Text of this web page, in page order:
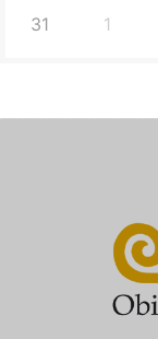
31 1